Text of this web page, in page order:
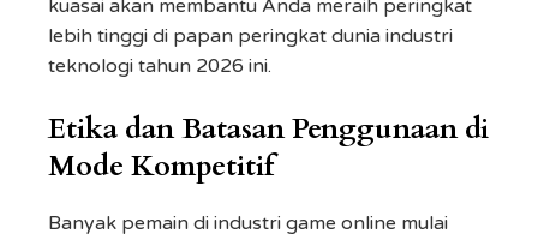
kuasai akan membantu Anda meraih peringkat
lebih tinggi di papan peringkat dunia industri
teknologi tahun 2026 ini.
Etika dan Batasan Penggunaan di
Mode Kompetitif
Banyak pemain di industri game online mulai